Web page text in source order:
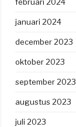
januari 2024
december 2023
oktober 2023
september 2023
augustus 2023
juli 2023